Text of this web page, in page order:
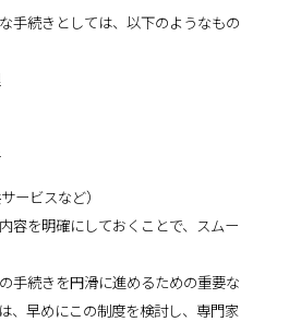
手続きとしては、以下のようなもの
ービスなど）
容を明確にしておくことで、スムー
手続きを円滑に進めるための重要な
、早めにこの制度を検討し、専門家